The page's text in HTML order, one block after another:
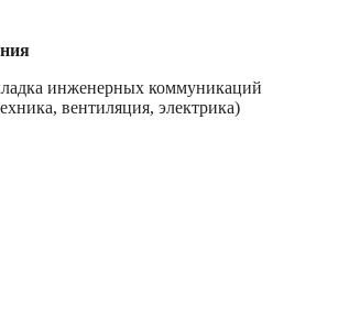
инженерных коммуникаций
вентиляция, электрика)